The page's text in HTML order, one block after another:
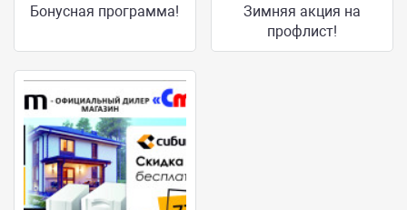
Бонусная программа!
Зимняя акция на
профлист!